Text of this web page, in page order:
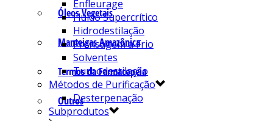
Óleos Vegetais
Manteigas Amazônica
Termos da Farmacopeia
Outros
Enfleurage
Fluído Supercrítico
Hidrodestilação
Prensagem a Frio
Solventes
Turbodestilação
Métodos de Purificação
Desterpenação
Subprodutos